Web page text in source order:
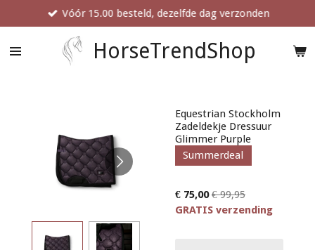
direct
naar
HorseTrendShop
Vóór 15.00 besteld, dezelfde dag verzonden
Equestrian Stockholm
Zadeldekje Dressuur
Glimmer Purple
Summerdeal
€ 75,00 € 99,95
GRATIS verzending